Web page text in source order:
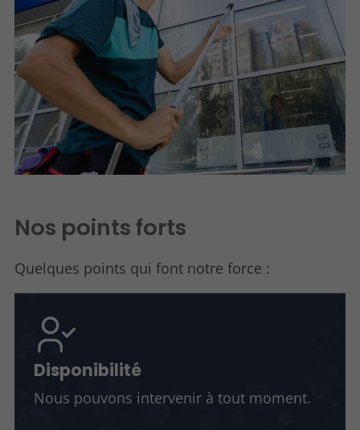
Nos points forts
Quelques points qui font notre force :
Disponibilité
Nous pouvons intervenir à tout moment.